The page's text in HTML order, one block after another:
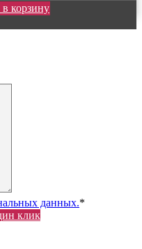
корзину
данных.*
клик